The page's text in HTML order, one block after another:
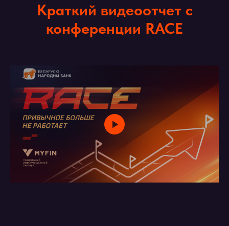
Краткий видеоотчет с
конференции RACE